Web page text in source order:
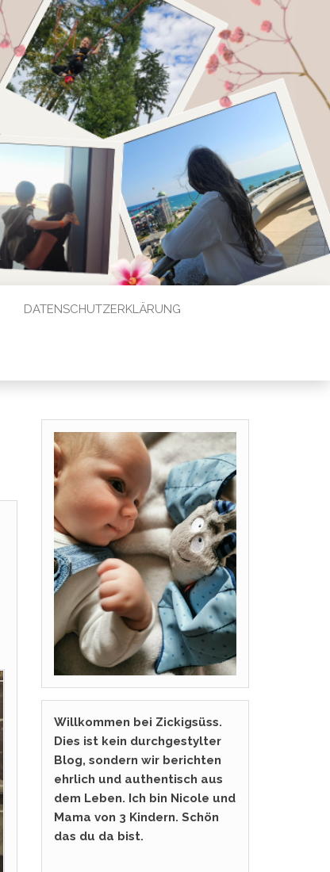
DATENSCHUTZERKLÄRUNG
Willkommen bei Zickigsüss.
Dies ist kein durchgestylter
Blog, sondern wir berichten
ehrlich und authentisch aus
dem Leben. Ich bin Nicole und
Mama von 3 Kindern. Schön
das du da bist.